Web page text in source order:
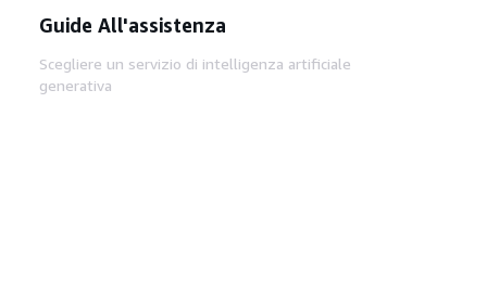
Guide All'assistenza
Scegliere un servizio di intelligenza artificiale
generativa